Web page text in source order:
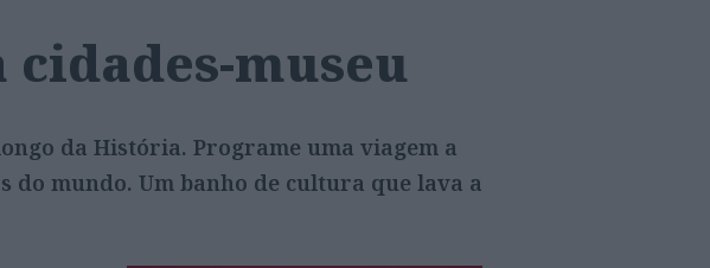
cidades-museu
da História. Programe uma viagem a
do mundo. Um banho de cultura que lava a